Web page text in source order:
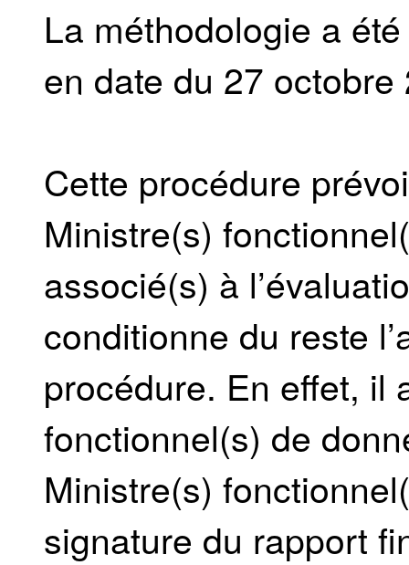
La méthodologie a
en date du 27 octobre
Cette procédure
Ministre(s)
associé(s) à
conditionne du reste
procédure. En effet, il
fonctionnel(s) de
Ministre(s)
signature du rapport